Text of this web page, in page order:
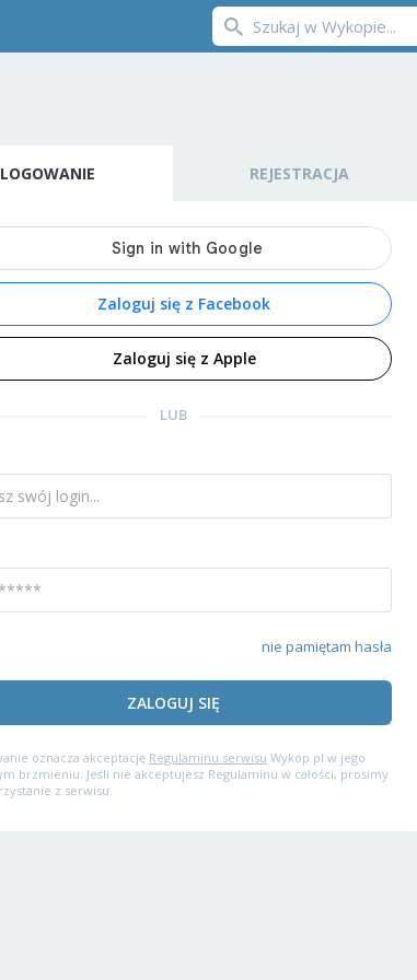
LOGOWANIE REJESTRACJA
Zaloguj się z Facebook
Zaloguj się z Apple
LUB
nie pamiętam hasła
ZALOGUJ SIĘ
oznacza akceptację Regulaminu serwisu Wykop.pl w jego
brzmieniu. Jeśli nie akceptujesz Regulaminu w całości, prosimy
z serwisu.